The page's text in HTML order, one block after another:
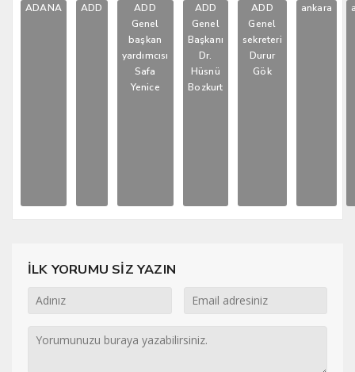
ADANA ADD
ADD
Genel
başkan
yardımcısı
Safa
Yenice
ADD
Genel
Başkanı
Dr.
Hüsnü
Bozkurt
ADD
Genel
sekreteri
Durur
Gök
ankara
İLK YORUMU SİZ YAZIN